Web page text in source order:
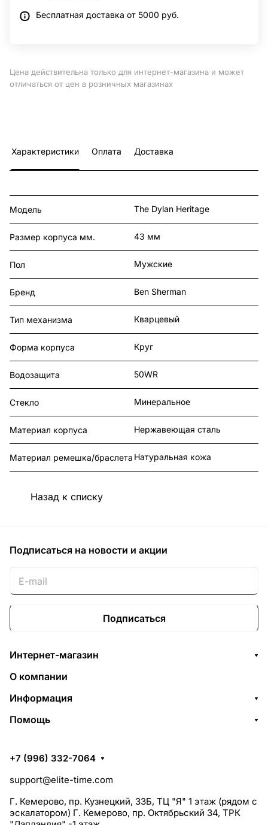
Бесплатная доставка от 5000 руб.
Цена действительна только для интернет-магазина и может
отличаться от цен в розничных магазинах
Характеристики Оплата Доставка
Модель The Dylan Heritage
Размер корпуса мм. 43 мм
Пол Мужские
Бренд Ben Sherman
Тип механизма Кварцевый
Форма корпуса Круг
Водозащита 50WR
Стекло Минеральное
Материал корпуса Нержавеющая сталь
Материал ремешка/браслета Натуральная кожа
Назад к списку
Подписаться на новости и акции
Подписаться
Интернет-магазин
О компании
Информация
Помощь
+7 (996) 332-7064
support@elite-time.com
Г. Кемерово, пр. Кузнецкий, 33Б, ТЦ "Я" 1 этаж (рядом с
эскалатором) Г. Кемерово, пр. Октябрьский 34, ТРК